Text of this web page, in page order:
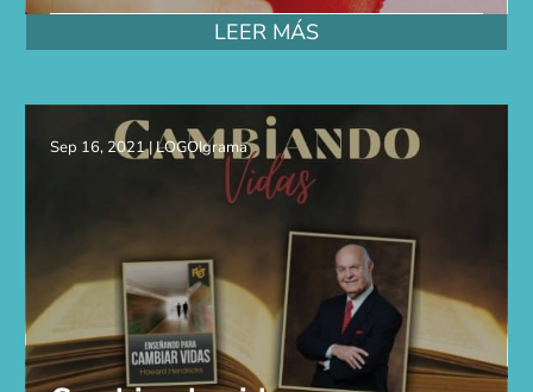
LEER MÁS
Sep 16, 2021|LOGOIgrama